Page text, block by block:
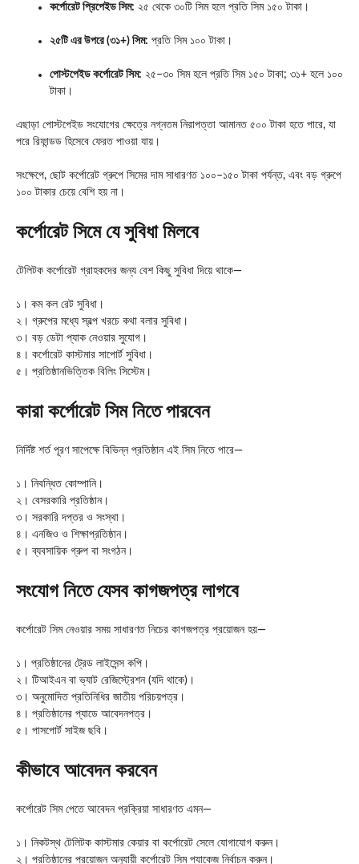
কর্পোরেট প্রিপেইড সিম: ২৫ থেকে ৩০টি সিম হলে প্রতি সিম ১৫০ টাকা।
২৫টি এর উপরে (৩১+) সিম: প্রতি সিম ১০০ টাকা।
পোস্টপেইড কর্পোরেট সিম: ২৫–৩০ সিম হলে প্রতি সিম ১৫০ টাকা; ৩১+ হলে ১০০
টাকা।
এছাড়া পোস্টপেইড সংযোগের ক্ষেত্রে নগ্নতম নিরাপত্তা আমানত ৫০০ টাকা হতে পারে, যা
পরে রিফান্ডড হিসেবে ফেরত পাওয়া যায়।
সংক্ষেপে, ছোট কর্পোরেট গ্রুপে সিমের দাম সাধারণত ১০০–১৫০ টাকা পর্যন্ত, এবং বড় গ্রুপে
১০০ টাকার চেয়ে বেশি হয় না।
কর্পোরেট সিমে যে সুবিধা মিলবে
টেলিটক কর্পোরেট গ্রাহকদের জন্য বেশ কিছু সুবিধা দিয়ে থাকে—
১। কম কল রেট সুবিধা।
২। গ্রুপের মধ্যে স্বল্প খরচে কথা বলার সুবিধা।
৩। বড় ডেটা প্যাক নেওয়ার সুযোগ।
৪। কর্পোরেট কাস্টমার সাপোর্ট সুবিধা।
৫। প্রতিষ্ঠানভিত্তিক বিলিং সিস্টেম।
কারা কর্পোরেট সিম নিতে পারবেন
নির্দিষ্ট শর্ত পূরণ সাপেক্ষে বিভিন্ন প্রতিষ্ঠান এই সিম নিতে পারে—
১। নিবন্ধিত কোম্পানি।
২। বেসরকারি প্রতিষ্ঠান।
৩। সরকারি দপ্তর ও সংস্থা।
৪। এনজিও ও শিক্ষাপ্রতিষ্ঠান।
৫। ব্যবসায়িক গ্রুপ বা সংগঠন।
সংযোগ নিতে যেসব কাগজপত্র লাগবে
কর্পোরেট সিম নেওয়ার সময় সাধারণত নিচের কাগজপত্র প্রয়োজন হয়—
১। প্রতিষ্ঠানের ট্রেড লাইসেন্স কপি।
২। টিআইএন বা ভ্যাট রেজিস্ট্রেশন (যদি থাকে)।
৩। অনুমোদিত প্রতিনিধির জাতীয় পরিচয়পত্র।
৪। প্রতিষ্ঠানের প্যাডে আবেদনপত্র।
৫। পাসপোর্ট সাইজ ছবি।
কীভাবে আবেদন করবেন
কর্পোরেট সিম পেতে আবেদন প্রক্রিয়া সাধারণত এমন—
১। নিকটস্থ টেলিটক কাস্টমার কেয়ার বা কর্পোরেট সেলে যোগাযোগ করুন।
২। প্রতিষ্ঠানের প্রয়োজন অনুযায়ী কর্পোরেট সিম প্যাকেজ নির্বাচন করুন।